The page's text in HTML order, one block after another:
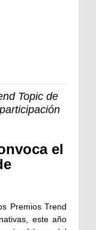
Topic de
el
Premios Trend
este año